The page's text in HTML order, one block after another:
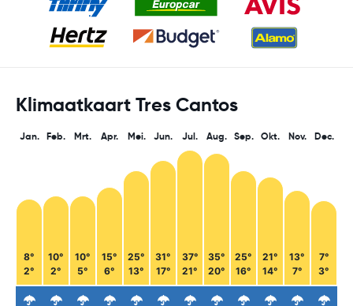
Klimaatkaart Tres Cantos
Jan.
8°
2°
Feb.
10°
2°
Mrt.
10°
5°
Apr.
15°
6°
Mei.
25°
13°
Jun.
31°
17°
Jul.
37°
21°
Aug.
35°
20°
Sep.
25°
16°
Okt.
21°
14°
Nov.
13°
7°
Dec.
7°
3°